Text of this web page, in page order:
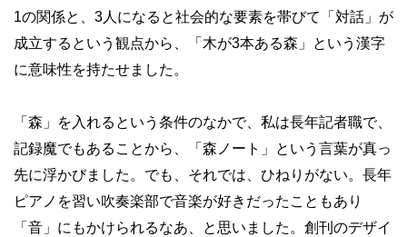
1の関係と、3人になると社会的な要素を帯びて「対話」が
成立するという観点から、「木が3本ある森」という漢字
に意味性を持たせました。
「森」を入れるという条件のなかで、私は長年記者職で、
記録魔でもあることから、「森ノート」という言葉が真っ
先に浮かびました。でも、それでは、ひねりがない。長年
ピアノを習い吹奏楽部で音楽が好きだったこともあり
「音」にもかけられるなあ、と思いました。創刊のデザイ